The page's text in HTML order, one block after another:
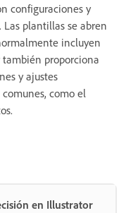
configuraciones y
plantillas se abren
incluyen
proporciona
y ajustes
como el
en Illustrator